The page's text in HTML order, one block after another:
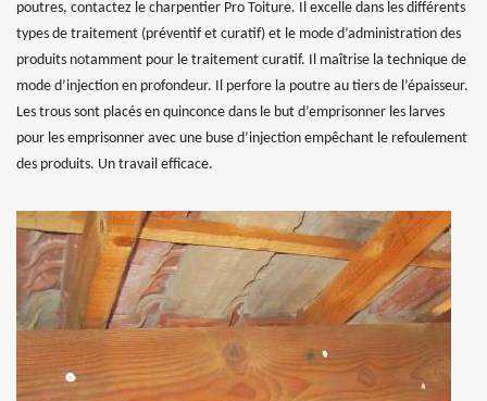
poutres, contactez le charpentier Pro Toiture. Il excelle dans les différents
types de traitement (préventif et curatif) et le mode d’administration des
produits notamment pour le traitement curatif. Il maîtrise la technique de
mode d’injection en profondeur. Il perfore la poutre au tiers de l’épaisseur.
Les trous sont placés en quinconce dans le but d’emprisonner les larves
pour les emprisonner avec une buse d’injection empêchant le refoulement
des produits. Un travail efficace.